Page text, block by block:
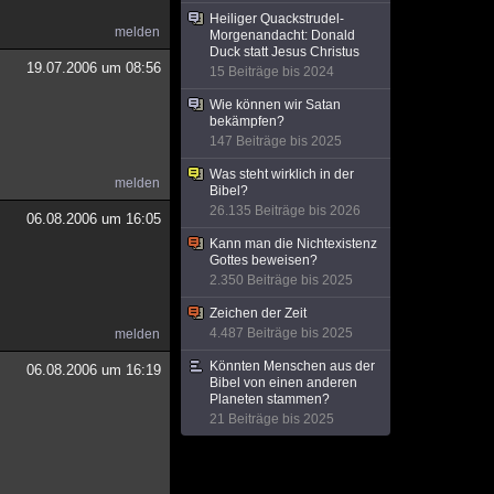
melden
19.07.2006 um 08:56
melden
06.08.2006 um 16:05
melden
06.08.2006 um 16:19
Heiliger Quackstrudel-
Morgenandacht: Donald
Duck statt Jesus Christus
15 Beiträge bis 2024
Wie können wir Satan
bekämpfen?
147 Beiträge bis 2025
Was steht wirklich in der
Bibel?
26.135 Beiträge bis 2026
Kann man die Nichtexistenz
Gottes beweisen?
2.350 Beiträge bis 2025
Zeichen der Zeit
4.487 Beiträge bis 2025
Könnten Menschen aus der
Bibel von einen anderen
Planeten stammen?
21 Beiträge bis 2025